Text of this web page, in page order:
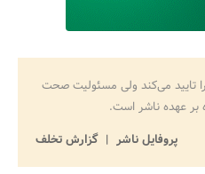
تایید می‌کند ولی مسئولیت صحت
عهده ناشر است.
پروفایل ناشر
گزارش تخلف